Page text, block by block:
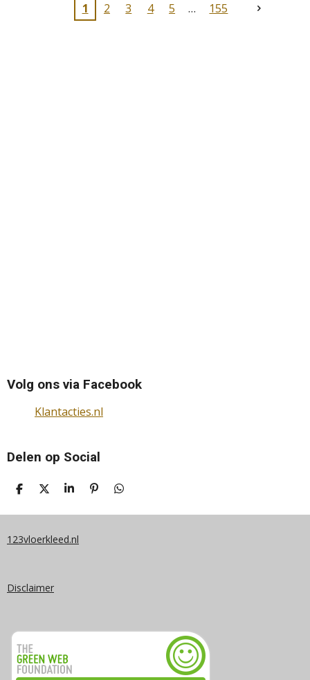
1
2 3 4 5 155
Volg ons via Facebook
Klantacties.nl
Delen op Social
D
L
N
D
E
S
A
E
P
N
D
L
123vloerkleed.nl
Disclaimer